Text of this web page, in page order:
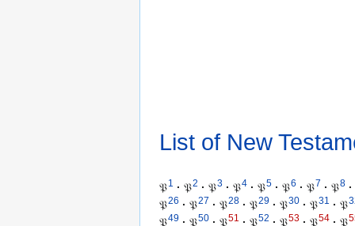
List of New
𝔓1 · 𝔓2 · 𝔓3 · 𝔓4 · 𝔓5 · 𝔓6 · 𝔓7 · 𝔓8 ·
𝔓26 · 𝔓27 · 𝔓28 · 𝔓29 · 𝔓30 · 𝔓31 · 𝔓
𝔓49 · 𝔓50 · 𝔓51 · 𝔓52 · 𝔓53 · 𝔓54 · 𝔓